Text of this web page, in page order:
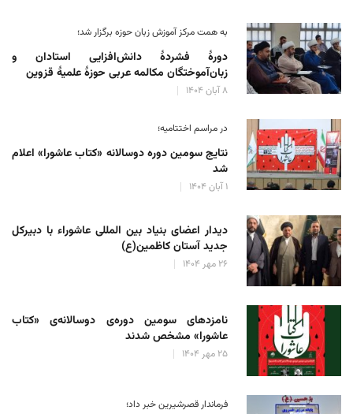
به همت مرکز آموزش زبان حوزه‌ برگزار شد؛
دورهٔ فشردهٔ دانش‌افزایی استادان و
زبان‌آموختگان مکالمه عربی حوزهٔ علمیهٔ قزوین
۸ آبان ۱۴۰۴
در مراسم اختتامیه؛
نتایج سومین دوره‌ دوسالانه‌ «کتاب عاشورا» اعلام
شد
۱ آبان ۱۴۰۴
دیدار اعضای بنیاد بین المللی عاشوراء با دبیرکل
جدید آستان کاظمین(ع)
۲۶ مهر ۱۴۰۴
نامزدهای سومین دوره‌ی دوسالانه‌ی «کتاب
عاشورا» مشخص شدند
۲۵ مهر ۱۴۰۴
فرماندار قصرشیرین خبر داد؛